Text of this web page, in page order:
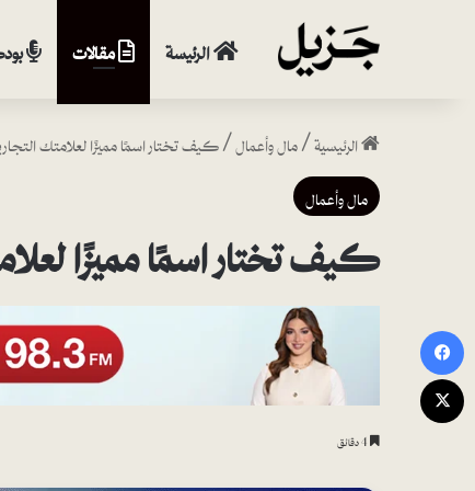
الرئيسة مقالات
الرئيسية/مال وأعمال/كيف تختار اسمًا مميزًا لعلامتك
مال وأعمال
كيف تختار اسمًا مميزًا